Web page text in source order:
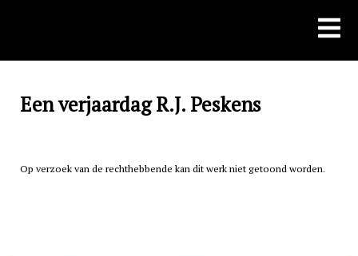
Een verjaardag R.J. Peskens
Op verzoek van de rechthebbende kan dit werk niet getoond worden.